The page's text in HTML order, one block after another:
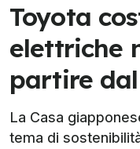
Toyota
elettriche
partire dal
La Casa
tema di